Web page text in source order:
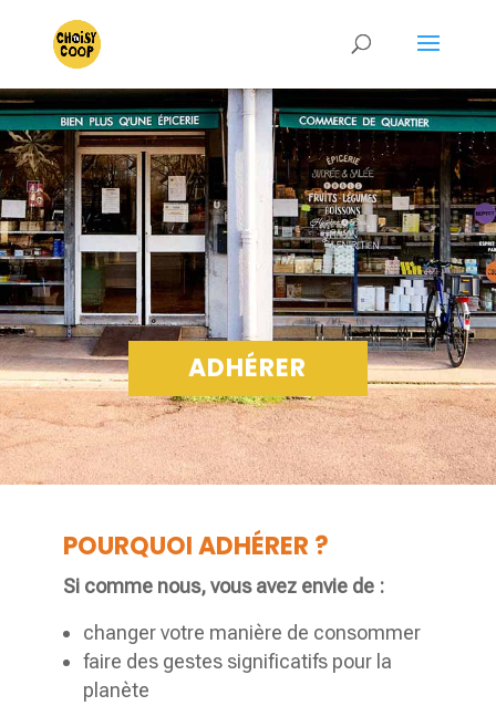
ADHÉRER
POURQUOI ADHÉRER ?
Si comme nous, vous avez envie de :
changer votre manière de consommer
faire des gestes significatifs pour la
planète